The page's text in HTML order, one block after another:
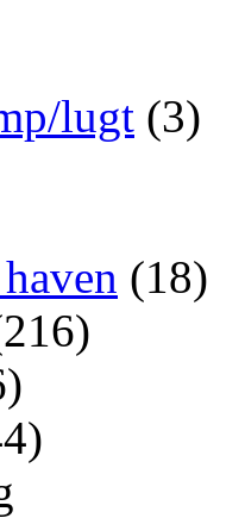
lugt (3)
(18)